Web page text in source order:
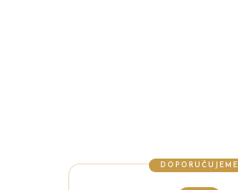
DOPORUČUJEME